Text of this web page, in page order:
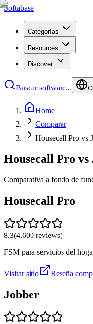
Softabase
Categorías
Resources
Discover
Buscar software...
Home
Comparar
Housecall Pro vs
Housecall Pro vs
Comparativa a fondo de
Housecall Pro
8.3(4,600 reviews)
FSM para servicios del
Visitar sitio Reseña
Jobber